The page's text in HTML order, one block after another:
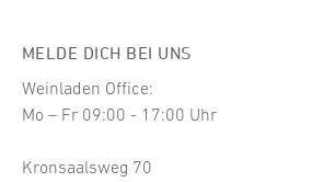
MELDE DICH BEI UNS
Weinladen Office:
Mo – Fr 09:00 - 17:00 Uhr
Kronsaalsweg 70